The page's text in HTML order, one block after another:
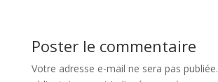
Poster le commentaire
Votre adresse e-mail ne sera pas publiée.